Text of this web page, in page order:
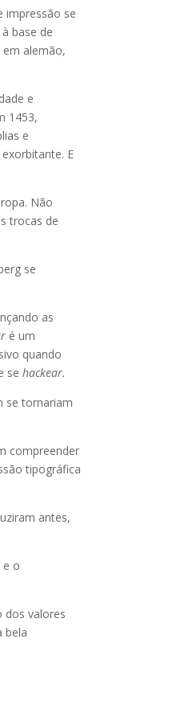
impressão se
base de
alemão,
e
1453,
e
E
Não
trocas de
se
as
é um
quando
sehackear.
se tornariam
compreender
tipográfica
antes,
e o
dos valores
bela